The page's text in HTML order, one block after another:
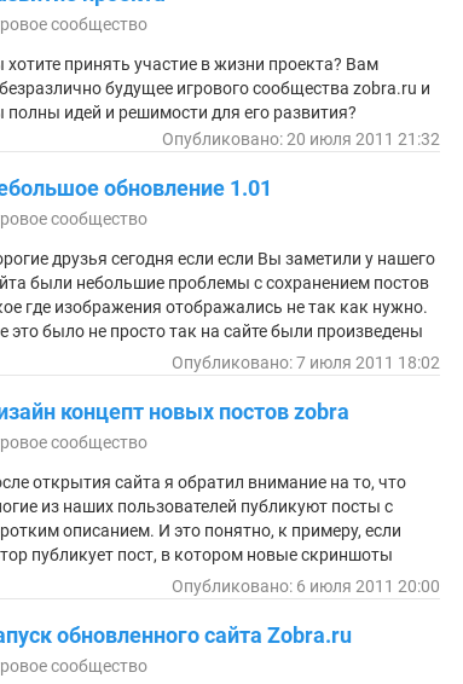
сообщество
хотите принять участие в жизни проекта? Вам
будущее игрового сообщества zobra.ru и
полны идей и решимости для его развития?
Опубликовано: 20 июля 2011 21:32
обновление 1.01
сообщество
друзья сегодня если если Вы заметили у нашего
были небольшие проблемы с сохранением постов
где изображения отображались не так как нужно.
это было не просто так на сайте были произведены
Опубликовано: 7 июля 2011 18:02
концепт новых постов zobra
сообщество
открытия сайта я обратил внимание на то, что
из наших пользователей публикуют посты с
описанием. И это понятно, к примеру, если
публикует пост, в котором новые скриншоты
нибудь игры, что там особо напишешь... Конечно
может попытаться и выдавить из себя пару
строк
Опубликовано: 6 июля 2011 20:00
обновленного сайта Zobra.ru
сообщество